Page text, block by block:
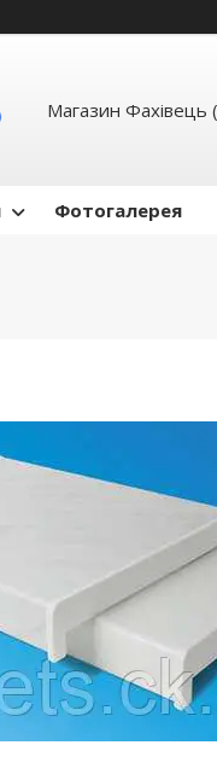
Магазин
Фотогалерея